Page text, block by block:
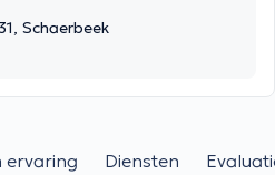
Schaerbeek
ervaring Diensten